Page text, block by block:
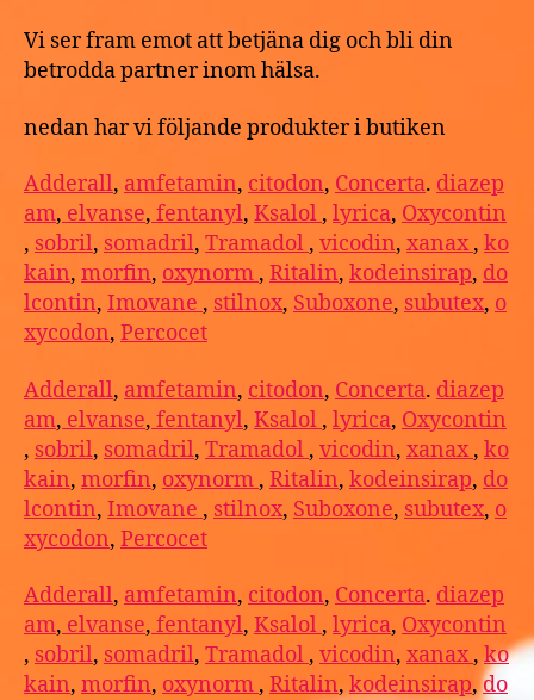
Vi ser fram emot att betjäna dig och bli din
betrodda partner inom hälsa.
nedan har vi följande produkter i butiken
Adderall, amfetamin, citodon, Concerta. diazep
am, elvanse, fentanyl, Ksalol , lyrica, Oxycontin
, sobril, somadril, Tramadol , vicodin, xanax, ko
kain, morfin, oxynorm , Ritalin, kodeinsirap, do
lcontin, Imovane , stilnox, Suboxone, subutex, o
xycodon, Percocet
Adderall, amfetamin, citodon, Concerta. diazep
am, elvanse, fentanyl, Ksalol , lyrica, Oxycontin
, sobril, somadril, Tramadol , vicodin, xanax, ko
kain, morfin, oxynorm , Ritalin, kodeinsirap, do
lcontin, Imovane , stilnox, Suboxone, subutex, o
xycodon, Percocet
Adderall, amfetamin, citodon, Concerta. diazep
am, elvanse, fentanyl, Ksalol , lyrica, Oxycontin
, sobril, somadril, Tramadol , vicodin, xanax,ko
kain, morfin, oxynorm , Ritalin, kodeinsirap,do